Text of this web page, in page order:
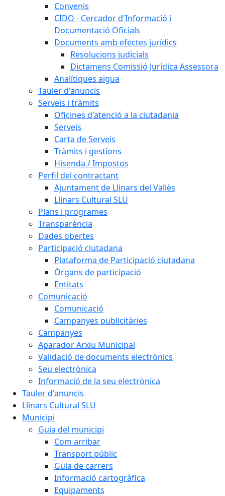
Convenis
CIDO - Cercador d'Informació i
Documentació Oficials
Documents amb efectes jurídics
Resolucions judicials
Dictamens Comissió Jurídica Assessora
Analítiques aigua
Tauler d'anuncis
Serveis i tràmits
Oficines d'atenció a la ciutadania
Serveis
Carta de Serveis
Tràmits i gestions
Hisenda / Impostos
Perfil del contractant
Ajuntament de Llinars del Vallès
Llinars Cultural SLU
Plans i programes
Transparència
Dades obertes
Participació ciutadana
Plataforma de Participació ciutadana
Òrgans de participació
Entitats
Comunicació
Comunicació
Campanyes publicitàries
Campanyes
Aparador Arxiu Municipal
Validació de documents electrònics
Seu electrònica
Informació de la seu electrònica
Tauler d'anuncis
Llinars Cultural SLU
Municipi
Guia del municipi
Com arribar
Transport públic
Guia de carrers
Informació cartogràfica
Equipaments